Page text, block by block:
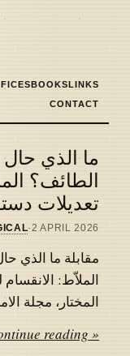
BOOKSLINKS
CONTACT
ما الذي
الطائف؟
تعديلات
2 APRIL 2026
·
مقابلة ما الذي
الملاّط:
المختار، مجلة الامن
reading »